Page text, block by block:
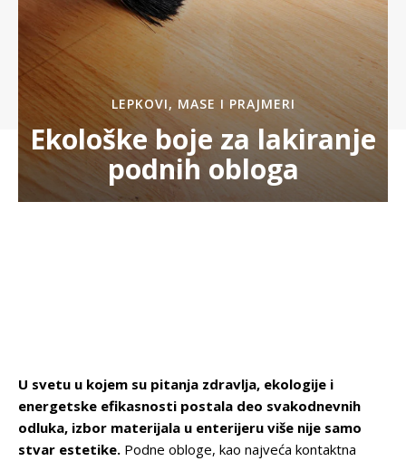
LEPKOVI, MASE I PRAJMERI
Ekološke boje za lakiranje
podnih obloga
U svetu u kojem su pitanja zdravlja, ekologije i
energetske efikasnosti postala deo svakodnevnih
odluka, izbor materijala u enterijeru više nije samo
stvar estetike. Podne obloge, kao najveća kontaktna